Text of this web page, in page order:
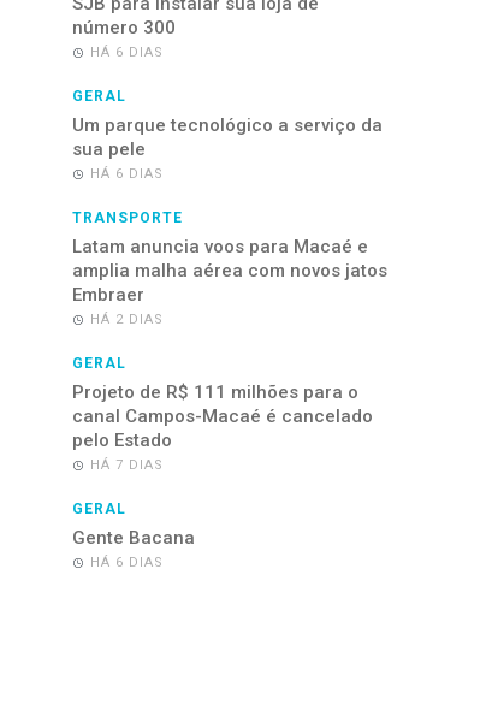
número 300
HÁ 6 DIAS
GERAL
Um parque tecnológico a serviço da
sua pele
HÁ 6 DIAS
TRANSPORTE
Latam anuncia voos para Macaé e
amplia malha aérea com novos jatos
Embraer
HÁ 2 DIAS
GERAL
Projeto de R$ 111 milhões para o
canal Campos-Macaé é cancelado
pelo Estado
HÁ 7 DIAS
GERAL
Gente Bacana
HÁ 6 DIAS